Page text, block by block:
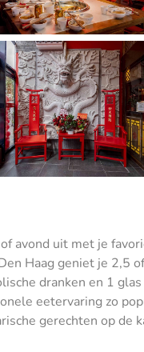
avond uit met je
Haag geniet je 2,5
dranken en 1
eetervaring zo
gerechten op de